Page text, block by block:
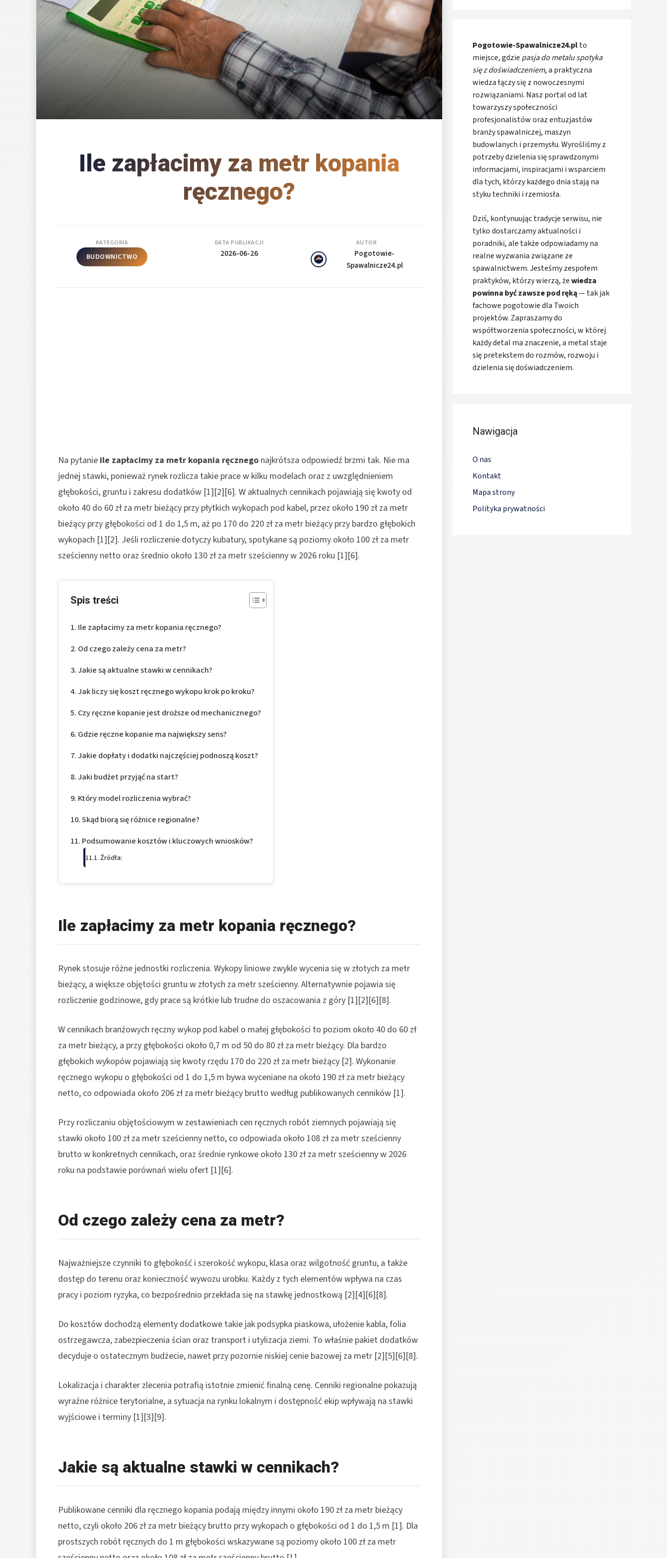
Ile zapłacimy za metr kopania
ręcznego?
KATEGORIA
BUDOWNICTWO
DATA PUBLIKACJI
2026-06-26
AUTOR
Pogotowie-
Spawalnicze24.pl
Na pytanie ile zapłacimy za metr kopania ręcznego najkrótsza odpowiedź brzmi tak. Nie ma
jednej stawki, ponieważ rynek rozlicza takie prace w kilku modelach oraz z uwzględnieniem
głębokości, gruntu i zakresu dodatków [1][2][6]. W aktualnych cennikach pojawiają się kwoty od
około 40 do 60 zł za metr bieżący przy płytkich wykopach pod kabel, przez około 190 zł za metr
bieżący przy głębokości od 1 do 1,5 m, aż po 170 do 220 zł za metr bieżący przy bardzo głębokich
wykopach [1][2]. Jeśli rozliczenie dotyczy kubatury, spotykane są poziomy około 100 zł za metr
sześcienny netto oraz średnio około 130 zł za metr sześcienny w 2026 roku [1][6].
Spis treści
Ile zapłacimy za metr kopania ręcznego?
Od czego zależy cena za metr?
Jakie są aktualne stawki w cennikach?
Jak liczy się koszt ręcznego wykopu krok po kroku?
Czy ręczne kopanie jest droższe od mechanicznego?
Gdzie ręczne kopanie ma największy sens?
Jakie dopłaty i dodatki najczęściej podnoszą koszt?
Jaki budżet przyjąć na start?
Który model rozliczenia wybrać?
Skąd biorą się różnice regionalne?
Podsumowanie kosztów i kluczowych wniosków?
Źródła:
Ile zapłacimy za metr kopania ręcznego?
Rynek stosuje różne jednostki rozliczenia. Wykopy liniowe zwykle wycenia się w złotych za metr
bieżący, a większe objętości gruntu w złotych za metr sześcienny. Alternatywnie pojawia się
rozliczenie godzinowe, gdy prace są krótkie lub trudne do oszacowania z góry [1][2][6][8].
W cennikach branżowych ręczny wykop pod kabel o małej głębokości to poziom około 40 do 60 zł
za metr bieżący, a przy głębokości około 0,7 m od 50 do 80 zł za metr bieżący. Dla bardzo
głębokich wykopów pojawiają się kwoty rzędu 170 do 220 zł za metr bieżący [2]. Wykonanie
ręcznego wykopu o głębokości od 1 do 1,5 m bywa wyceniane na około 190 zł za metr bieżący
netto, co odpowiada około 206 zł za metr bieżący brutto według publikowanych cenników [1].
Przy rozliczaniu objętościowym w zestawieniach cen ręcznych robót ziemnych pojawiają się
stawki około 100 zł za metr sześcienny netto, co odpowiada około 108 zł za metr sześcienny
brutto w konkretnych cennikach, oraz średnie rynkowe około 130 zł za metr sześcienny w 2026
roku na podstawie porównań wielu ofert [1][6].
Od czego zależy cena za metr?
Najważniejsze czynniki to głębokość i szerokość wykopu, klasa oraz wilgotność gruntu, a także
dostęp do terenu oraz konieczność wywozu urobku. Każdy z tych elementów wpływa na czas
pracy i poziom ryzyka, co bezpośrednio przekłada się na stawkę jednostkową [2][4][6][8].
Do kosztów dochodzą elementy dodatkowe takie jak podsypka piaskowa, ułożenie kabla, folia
ostrzegawcza, zabezpieczenia ścian oraz transport i utylizacja ziemi. To właśnie pakiet dodatków
decyduje o ostatecznym budżecie, nawet przy pozornie niskiej cenie bazowej za metr [2][5][6][8].
Lokalizacja i charakter zlecenia potrafią istotnie zmienić finalną cenę. Cenniki regionalne pokazują
wyraźne różnice terytorialne, a sytuacja na rynku lokalnym i dostępność ekip wpływają na stawki
wyjściowe i terminy [1][3][9].
Jakie są aktualne stawki w cennikach?
Publikowane cenniki dla ręcznego kopania podają między innymi około 190 zł za metr bieżący
netto, czyli około 206 zł za metr bieżący brutto przy wykopach o głębokości od 1 do 1,5 m [1]. Dla
prostszych robót ręcznych do 1 m głębokości wskazywane są poziomy około 100 zł za metr
Pogotowie-Spawalnicze24.plto
miejsce, gdzie pasja do metalu spotyka
się z doświadczeniem, a praktyczna
wiedza łączy się z nowoczesnymi
rozwiązaniami. Nasz portal od lat
towarzyszy społeczności
profesjonalistów oraz entuzjastów
branży spawalniczej, maszyn
budowlanych i przemysłu. Wyrośliśmy z
potrzeby dzielenia się sprawdzonymi
informacjami, inspiracjami i wsparciem
dla tych, którzy każdego dnia stają na
styku techniki i rzemiosła.
Dziś, kontynuując tradycje serwisu, nie
tylko dostarczamy aktualności i
poradniki, ale także odpowiadamy na
realne wyzwania związane ze
spawalnictwem. Jesteśmy zespołem
praktyków, którzy wierzą, żewiedza
powinna być zawsze pod ręką— tak jak
fachowe pogotowie dla Twoich
projektów. Zapraszamy do
współtworzenia społeczności, w której
każdy detal ma znaczenie, a metal staje
się pretekstem do rozmów, rozwoju i
dzielenia się doświadczeniem.
Nawigacja
O nas
Kontakt
Mapa strony
Polityka prywatności